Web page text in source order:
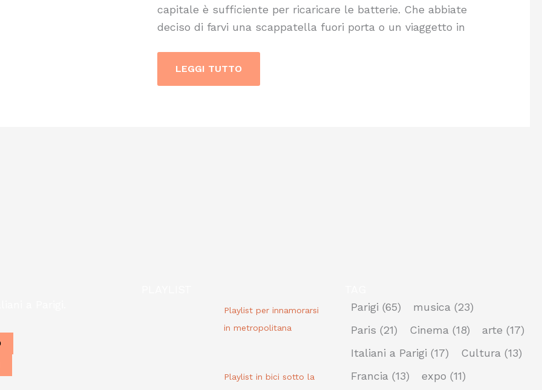
capitale è sufficiente per ricaricare le batterie. Che abbiate
deciso di farvi una scappatella fuori porta o un viaggetto in
LEGGI TUTTO
Playlist per innamorarsi
in metropolitana
Playlist in bici sotto la
Parigi (65) musica (23)
Paris (21) Cinema (18) arte (17)
Italiani a Parigi (17) Cultura (13)
Francia (13) expo (11)